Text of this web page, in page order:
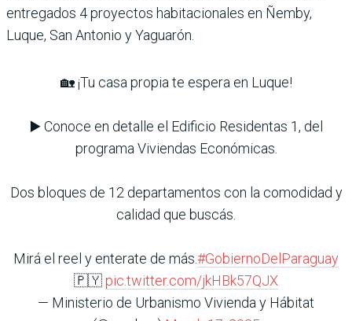
entregados 4 proyectos habitacionales en Ñemby,
Luque, San Antonio y Yaguarón.
🏡 ¡Tu casa propia te espera en Luque!
▶️ Conoce en detalle el Edificio Residentas 1, del
programa Viviendas Económicas.
Dos bloques de 12 departamentos con la comodidad y
calidad que buscás.
Mirá el reel y enterate de más.#GobiernoDelParaguay
🇵🇾 pic.twitter.com/jkHBk57QJX
— Ministerio de Urbanismo Vivienda y Hábitat